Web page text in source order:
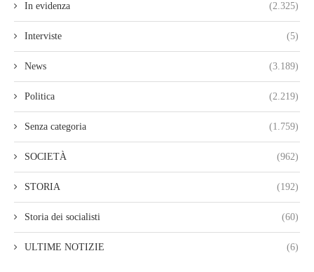
In evidenza (2.325)
Interviste (5)
News (3.189)
Politica (2.219)
Senza categoria (1.759)
SOCIETÀ (962)
STORIA (192)
Storia dei socialisti (60)
ULTIME NOTIZIE (6)